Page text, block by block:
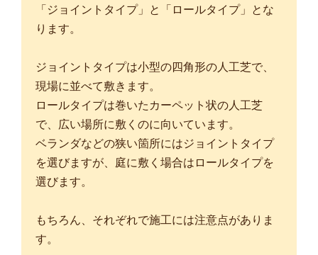
「ジョイントタイプ」と「ロールタイプ」とな
ります。
ジョイントタイプは小型の四角形の人工芝で、
現場に並べて敷きます。
ロールタイプは巻いたカーペット状の人工芝
で、広い場所に敷くのに向いています。
ベランダなどの狭い箇所にはジョイントタイプ
を選びますが、庭に敷く場合はロールタイプを
選びます。
もちろん、それぞれで施工には注意点がありま
す。